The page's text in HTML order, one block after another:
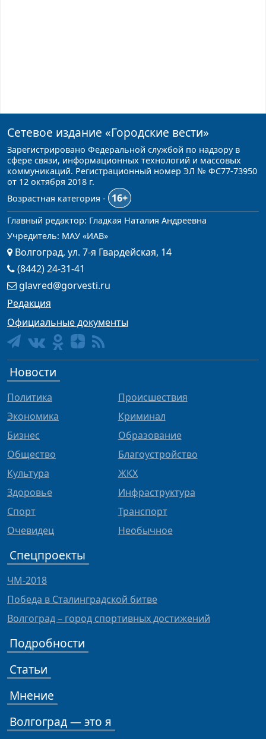
Сетевое издание «Городские вести»
Зарегистрировано Федеральной службой по надзору в
сфере связи, информационных технологий и массовых
коммуникаций. Регистрационный номер ЭЛ № ФС77-73950
от 12 октября 2018 г.
Возрастная категория -
16+
Главный редактор: Гладкая Наталия Андреевна
Учредитель: МАУ «ИАВ»
Волгоград, ул. 7-я Гвардейская, 14
(8442) 24-31-41
glavred@gorvesti.ru
Редакция
Официальные документы
Новости
Политика
Экономика
Бизнес
Общество
Культура
Здоровье
Спорт
Очевидец
Происшествия
Криминал
Образование
Благоустройство
ЖКХ
Инфраструктура
Транспорт
Необычное
Спецпроекты
ЧМ-2018
Победа в Сталинградской битве
Волгоград – город спортивных достижений
Подробности
Статьи
Мнение
Волгоград — это я